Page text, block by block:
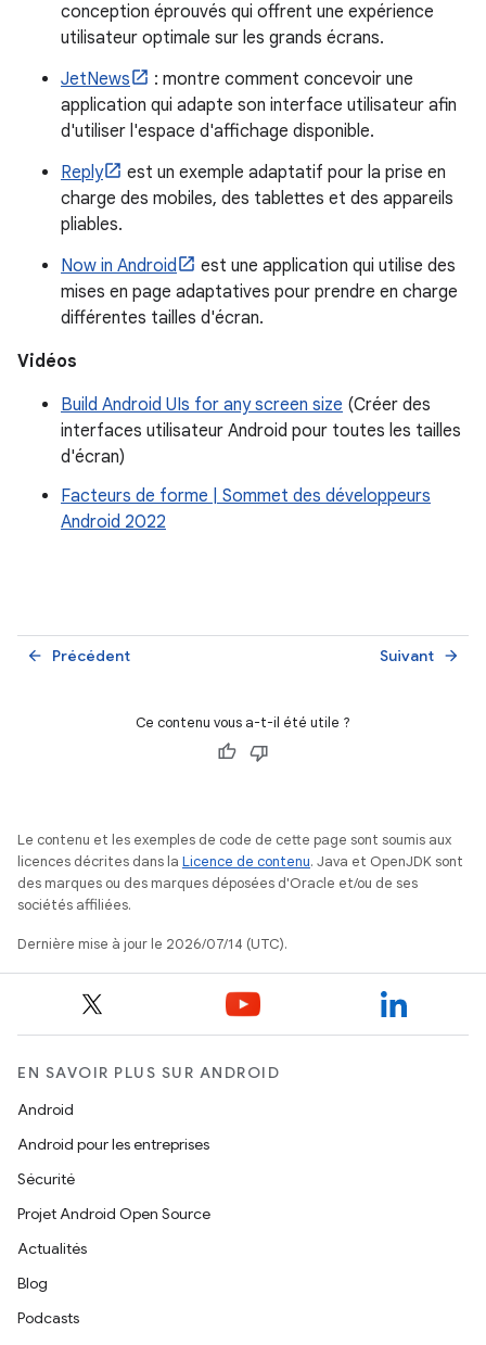
conception éprouvés qui offrent une expérience
utilisateur optimale sur les grands écrans.
JetNews
: montre comment concevoir une
application qui adapte son interface utilisateur afin
d'utiliser l'espace d'affichage disponible.
Reply
est un exemple adaptatif pour la prise en
charge des mobiles, des tablettes et des appareils
pliables.
Now in Android
est une application qui utilise des
mises en page adaptatives pour prendre en charge
différentes tailles d'écran.
Vidéos
Build Android UIs for any screen size (Créer des
interfaces utilisateur Android pour toutes les tailles
d'écran)
Facteurs de forme | Sommet des développeurs
Android 2022
Précédent
arrow_back Suivant arrow_forward
Ce contenu vous a-t-il été utile ?
Le contenu et les exemples de code de cette page sont soumis aux
licences décrites dans la Licence de contenu. Java et OpenJDK sont
des marques ou des marques déposées d'Oracle et/ou de ses
sociétés affiliées.
Dernière mise à jour le 2026/07/14 (UTC).
EN SAVOIR PLUS SUR ANDROID
Android
Android pour les entreprises
Sécurité
Projet Android Open Source
Actualités
Blog
Podcasts